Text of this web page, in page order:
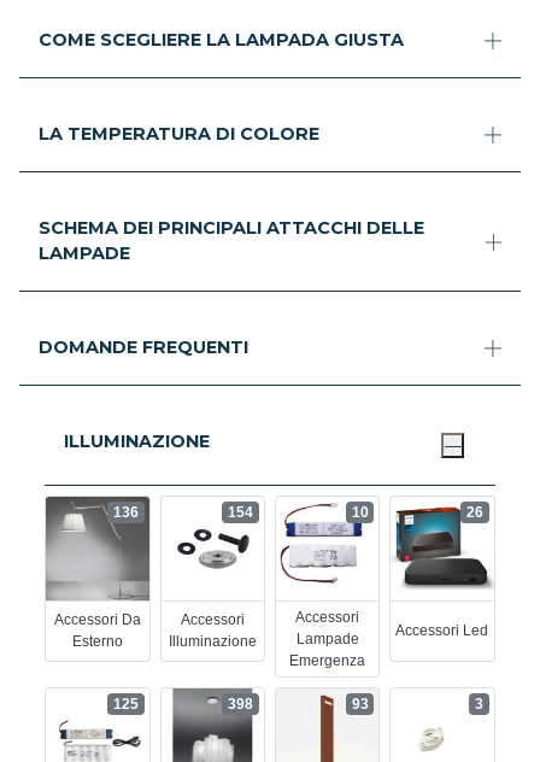
COME SCEGLIERE LA LAMPADA GIUSTA
LA TEMPERATURA DI COLORE
SCHEMA DEI PRINCIPALI ATTACCHI DELLE
LAMPADE
DOMANDE FREQUENTI
ILLUMINAZIONE
Accessori Da
Esterno
136
Accessori
Illuminazione
154
Accessori
Lampade
Emergenza
10
Accessori Led
26
125 398 93 3